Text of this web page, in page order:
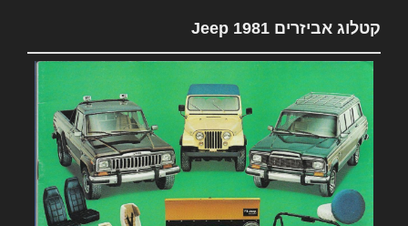
קטלוג אביזרים 1981 Jeep